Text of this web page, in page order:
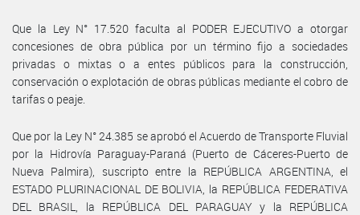
Que la Ley N° 17.520 faculta al PODER EJECUTIVO a otorgar
concesiones de obra pública por un término fijo a sociedades
privadas o mixtas o a entes públicos para la construcción,
conservación o explotación de obras públicas mediante el cobro de
tarifas o peaje.
Que por la Ley N° 24.385 se aprobó el Acuerdo de Transporte Fluvial
por la Hidrovía Paraguay-Paraná (Puerto de Cáceres-Puerto de
Nueva Palmira), suscripto entre la REPÚBLICA ARGENTINA, el
ESTADO PLURINACIONAL DE BOLIVIA, la REPÚBLICA FEDERATIVA
DEL BRASIL, la REPÚBLICA DEL PARAGUAY y la REPÚBLICA